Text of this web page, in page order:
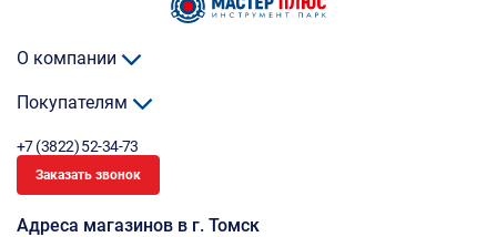
О компании
Покупателям
+7 (3822) 52-34-73
Заказать звонок
Адреса магазинов в г. Томск